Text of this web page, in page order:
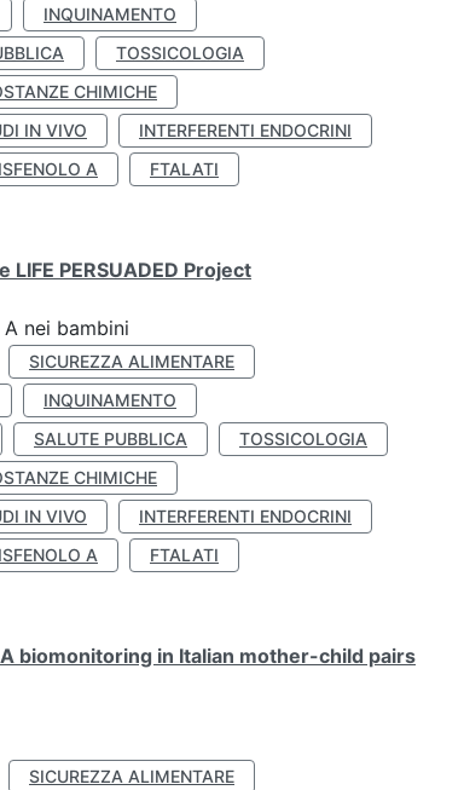
INQUINAMENTO
TOSSICOLOGIA
CHIMICHE
IN VIVO
INTERFERENTI ENDOCRINI
A
FTALATI
PERSUADED Project
nei bambini
SICUREZZA ALIMENTARE
INQUINAMENTO
SALUTE PUBBLICA
TOSSICOLOGIA
CHIMICHE
IN VIVO
INTERFERENTI ENDOCRINI
A
FTALATI
biomonitoring in Italian mother-child pairs
SICUREZZA ALIMENTARE